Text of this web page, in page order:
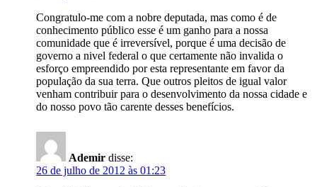
Congratulo-me com a nobre deputada, mas como é de
conhecimento público esse é um ganho para a nossa
comunidade que é irreversível, porque é uma decisão de
governo a nivel federal o que certamente não invalida o
esforço empreendido por esta representante em favor da
população da sua terra. Que outros pleitos de igual valor
venham contribuir para o desenvolvimento da nossa cidade e
do nosso povo tão carente desses benefícios.
Ademir disse:
26 de julho de 2012 às 01:23